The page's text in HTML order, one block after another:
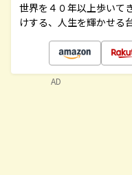
世界を４０年以上歩いて
けする、人生を輝かせる
AD